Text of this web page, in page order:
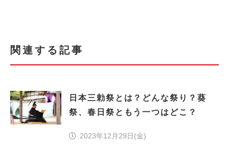
関連する記事
日本三勅祭とは？どんな祭り？葵
祭、春日祭ともう一つはどこ？
2023年12月29日(金)